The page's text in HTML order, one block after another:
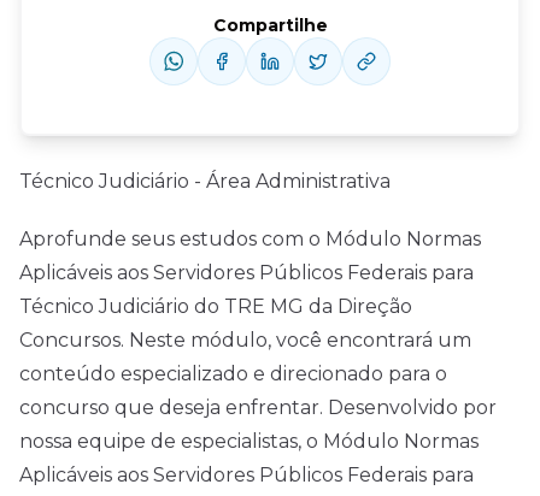
Técnico Judiciário - Área Administrativa
Aprofunde seus estudos com o Módulo Normas
Aplicáveis aos Servidores Públicos Federais para
Técnico Judiciário do TRE MG da Direção
Concursos. Neste módulo, você encontrará um
conteúdo especializado e direcionado para o
concurso que deseja enfrentar. Desenvolvido por
nossa equipe de especialistas, o Módulo Normas
Aplicáveis aos Servidores Públicos Federais para
Compartilhe